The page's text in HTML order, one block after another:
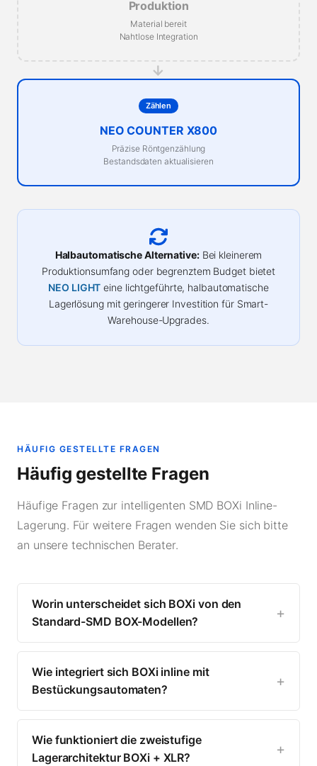
Produktion
Material bereit
Nahtlose Integration
→
Zählen
NEO COUNTER X800
Präzise Röntgenzählung
Bestandsdaten aktualisieren
Halbautomatische Alternative:Bei kleinerem
Produktionsumfang oder begrenztem Budget bietet
NEO LIGHT eine lichtgeführte, halbautomatische
Lagerlösung mit geringerer Investition für Smart-
Warehouse-Upgrades.
HÄUFIG GESTELLTE FRAGEN
Häufig gestellte Fragen
Häufige Fragen zur intelligenten SMD BOXi Inline-
Lagerung. Für weitere Fragen wenden Sie sich bitte
an unsere technischen Berater.
Worin unterscheidet sich BOXi von den
Standard-SMD BOX-Modellen?
Wie integriert sich BOXi inline mit
Bestückungsautomaten?
Wie funktioniert die zweistufige
Lagerarchitektur BOXi + XLR?